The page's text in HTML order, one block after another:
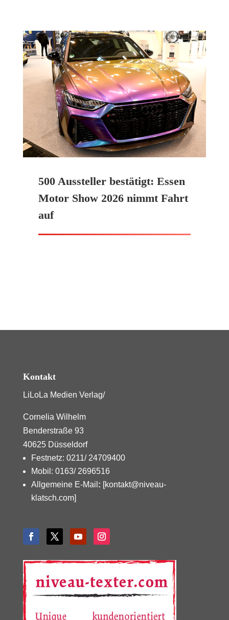
500 Aussteller bestätigt: Essen
Motor Show 2026 nimmt Fahrt
auf
Kontakt
LiLoLa Medien Verlag/
Cornelia Wilhelm
Benderstraße 93
40625 Düsseldorf
Festnetz: 0211/ 24709400
Mobil: 0163/ 2696516
Allgemeine E-Mail : [kontakt@niveau-
klatsch.com]